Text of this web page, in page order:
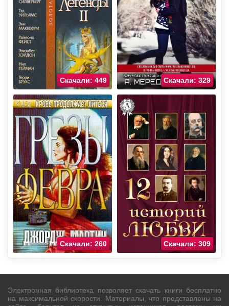
Скачали: 449 Скачали: 329
Скачали: 260 Скачали: 309
Электронная библиотека позволяет скачать книги бесплатно
на максимальной скорости. Материалы, что представлены на